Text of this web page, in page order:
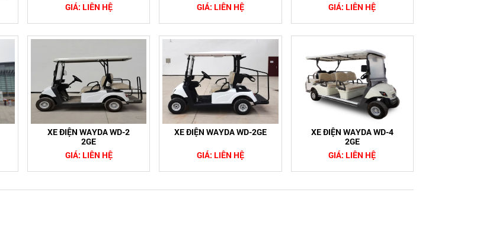
GIÁ: LIÊN HỆ
GIÁ: LIÊN HỆ
GIÁ: LIÊN HỆ
XE ĐIỆN WAYDA WD-2
2GE
GIÁ: LIÊN HỆ
XE ĐIỆN WAYDA WD-2GE
GIÁ: LIÊN HỆ
XE ĐIỆN WAYDA WD-4
2GE
GIÁ: LIÊN HỆ